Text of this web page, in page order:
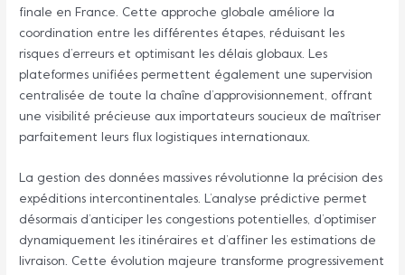
finale en France. Cette approche globale améliore la
coordination entre les différentes étapes, réduisant les
risques d’erreurs et optimisant les délais globaux. Les
plateformes unifiées permettent également une supervision
centralisée de toute la chaîne d’approvisionnement, offrant
une visibilité précieuse aux importateurs soucieux de maîtriser
parfaitement leurs flux logistiques internationaux.
La gestion des données massives révolutionne la précision des
expéditions intercontinentales. L’analyse prédictive permet
désormais d’anticiper les congestions potentielles, d’optimiser
dynamiquement les itinéraires et d’affiner les estimations de
livraison. Cette évolution majeure transforme progressivement